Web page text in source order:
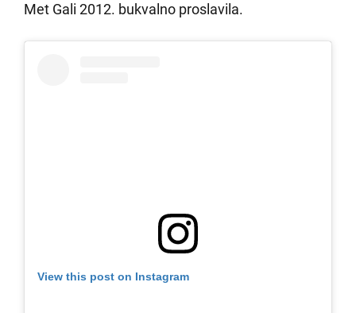
Met Gali 2012. bukvalno proslavila.
View this post on Instagram